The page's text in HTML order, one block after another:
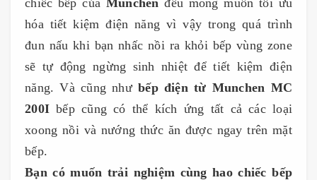
chiếc bếp của Munchen đều mong muốn tối ưu
hóa tiết kiệm điện năng vì vậy trong quá trình
đun nấu khi bạn nhấc nồi ra khỏi bếp vùng zone
sẽ tự động ngừng sinh nhiệt để tiết kiệm điện
năng. Và cũng như bếp điện từ Munchen MC
200I bếp cũng có thể kích ứng tất cả các loại
xoong nồi và nướng thức ăn được ngay trên mặt
bếp.
Bạn có muốn trải nghiệm cùng hao chiếc bếp